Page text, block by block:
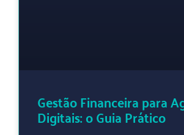
Gestão Financeira para
Digitais: o Guia Prático